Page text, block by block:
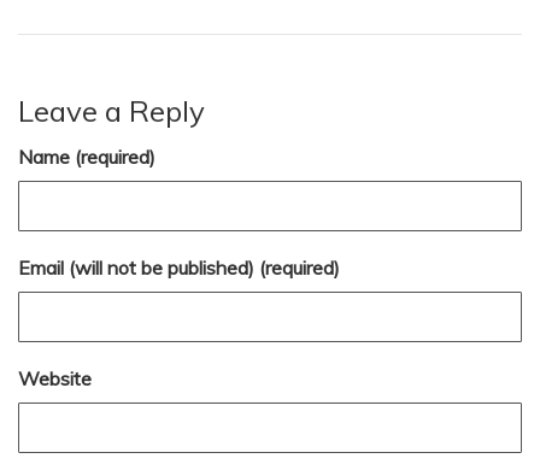
Leave a Reply
Name (required)
Email (will not be published) (required)
Website